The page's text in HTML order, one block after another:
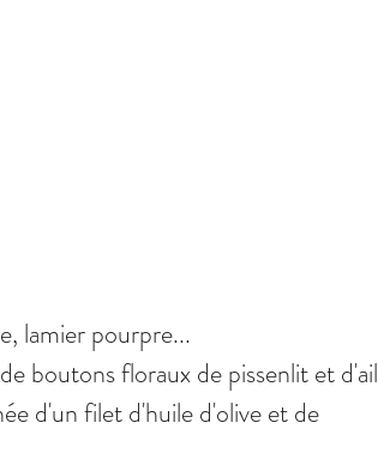
lamier pourpre...
boutons floraux de pissenlit et d'ail
d'un filet d'huile d'olive et de